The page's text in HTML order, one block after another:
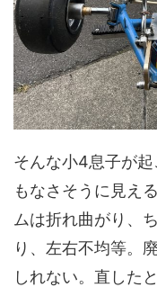
そんな小4息子が
もなさそうに見え
ムは折れ曲がり、
り、左右不均等。
しれない。直した